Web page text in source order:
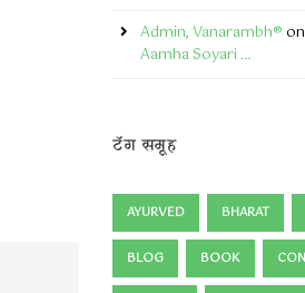
Admin, Vanarambh®on
Aamha Soyari …
टॅग समूह
AYURVED BHARAT
BLOG BOOK